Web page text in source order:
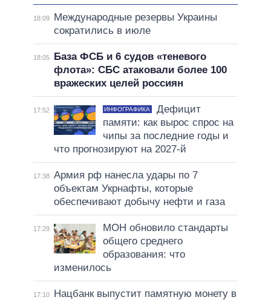
18:09
Международные резервы Украины
сократились в июле
18:05
База ФСБ и 6 судов «теневого
флота»: СБС атаковали более 100
вражеских целей россиян
17:52 ИНФОГРАФИКА
Дефицит
памяти: как вырос спрос на
чипы за последние годы и
что прогнозируют на 2027-й
17:38 Армия рф нанесла удары по 7
объектам Укрнафты, которые
обеспечивают добычу нефти и газа
17:29
МОН обновило стандарты
общего среднего
образования: что
изменилось
17:10
Нацбанк выпустит памятную монету в